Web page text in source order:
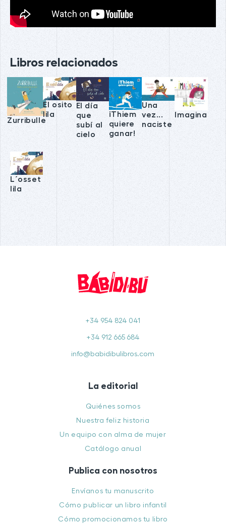
Libros relacionados
Zurribulle
El osito
lila
El día
que
subí al
cielo
¡Thiem
quiere
ganar!
Una
vez...
naciste
Imagina
L´osset
lila
+34 954 824 041
+34 912 665 684
info@babidibulibros.com
La editorial
Quiénes somos
Nuestra feliz historia
Un equipo con alma de mujer
Catálogo anual
Publica con nosotros
Envíanos tu manuscrito
Cómo publicar un libro infantil
Cómo promocionamos tu libro